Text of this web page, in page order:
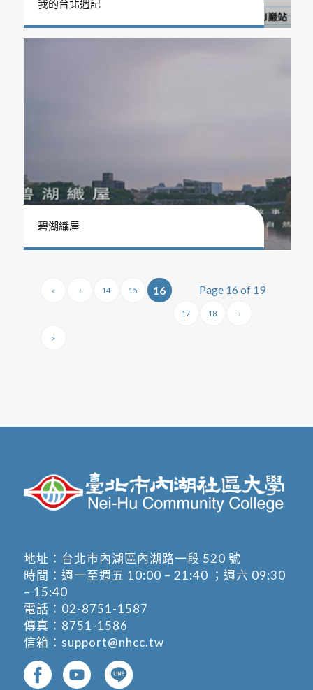
我的台北週記
碧湖織屋
Page 16 of 19
« ‹ 14 15 16
17 18 ›
»
地址： 台北市內湖區內湖路一段 520 號
時間：週一至週五 10:00 – 21:40 ；週六 09:30
– 15:40
電話： 02-8751-1587
傳真：8751-1586
信箱： support@nhcc.tw